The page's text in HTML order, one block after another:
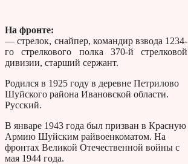
На фронте:
— стрелок, снайпер, командир взвода 1234-
го стрелкового полка 370-й стрелковой
дивизии, старший сержант.
Родился в 1925 году в деревне Петрилово
Шуйского района Ивановской области.
Русский.
В январе 1943 года был призван в Красную
Армию Шуйским райвоенкоматом. На
фронтах Великой Отечественной войны с
мая 1944 года.